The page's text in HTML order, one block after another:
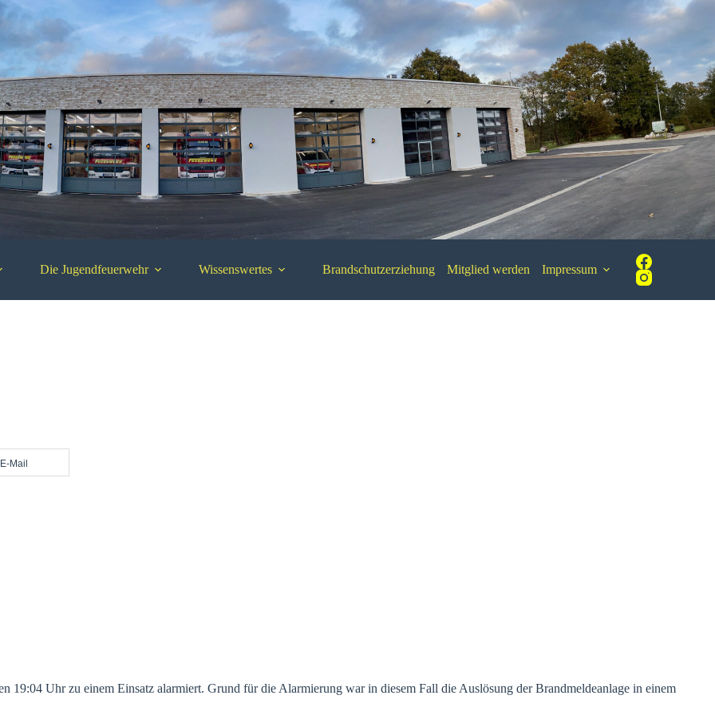
Die Jugendfeuerwehr Wissenswertes Brandschutzerziehung Mitglied werden Impressum
E-Mail
19:04 Uhr zu einem Einsatz alarmiert. Grund für die Alarmierung war in diesem Fall die Auslösung der Brandmeldeanlage in einem